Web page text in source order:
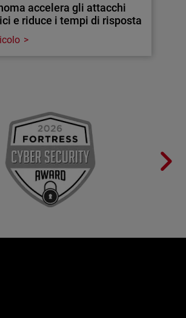
accelera gli attacchi
e riduce i tempi di risposta